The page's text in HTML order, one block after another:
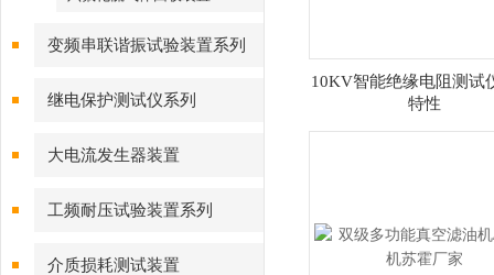
变频串联谐振试验装置系列
继电保护测试仪系列
大电流发生器装置
工频耐压试验装置系列
介质损耗测试装置
10KV智能绝缘电阻测试
特性